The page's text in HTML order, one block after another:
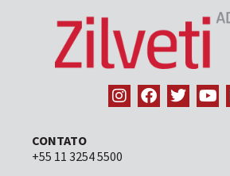
CONTATO
+55 11 3254 5500